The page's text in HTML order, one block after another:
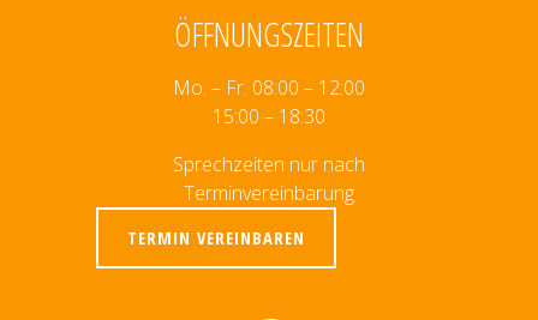
ÖFFNUNGSZEITEN
Mo. – Fr. 08:00 – 12:00
15:00 – 18:30
Sprechzeiten nur nach
Terminvereinbarung
TERMIN VEREINBAREN